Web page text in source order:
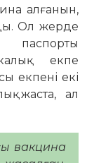
алғанын,
Ол жерде
паспорты
екпе
екпені екі
жаста, ал
вакцина